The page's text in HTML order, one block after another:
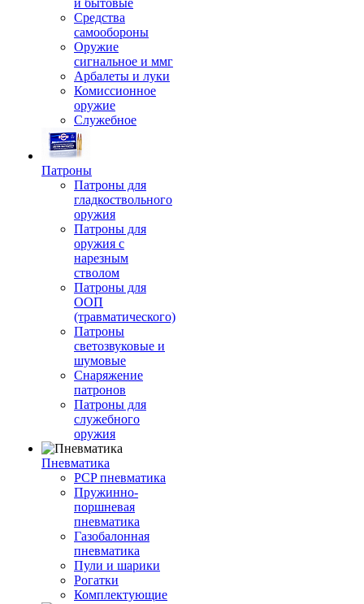
и бытовые
Средства
самообороны
Оружие
сигнальное и ммг
Арбалеты и луки
Комиссионное
оружие
Служебное
Патроны
Патроны для
гладкоствольного
оружия
Патроны для
оружия с
нарезным
стволом
Патроны для
ООП
(травматического)
Патроны
светозвуковые и
шумовые
Снаряжение
патронов
Патроны для
служебного
оружия
Пневматика
PCP пневматика
Пружинно-
поршневая
пневматика
Газобалонная
пневматика
Пули и шарики
Рогатки
Комплектующие